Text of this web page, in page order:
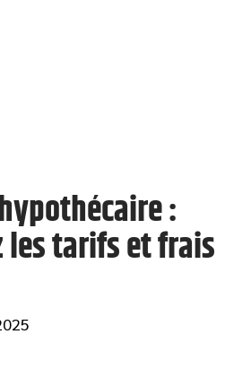
:
les tarifs et frais